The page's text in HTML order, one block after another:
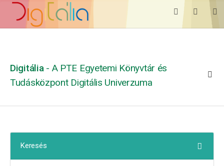
Digitália - A PTE Egyetemi Könyvtár és
Tudásközpont Digitális Univerzuma
Keresés